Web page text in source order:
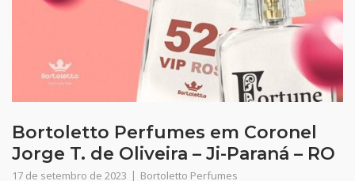
Bortoletto Perfumes em Coronel
Jorge T. de Oliveira – Ji-Paraná – RO
17 de setembro de 2023 Bortoletto Perfumes